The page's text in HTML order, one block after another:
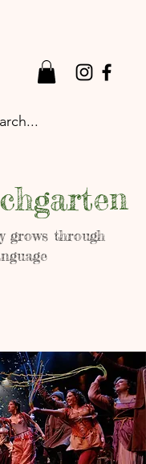
grows through